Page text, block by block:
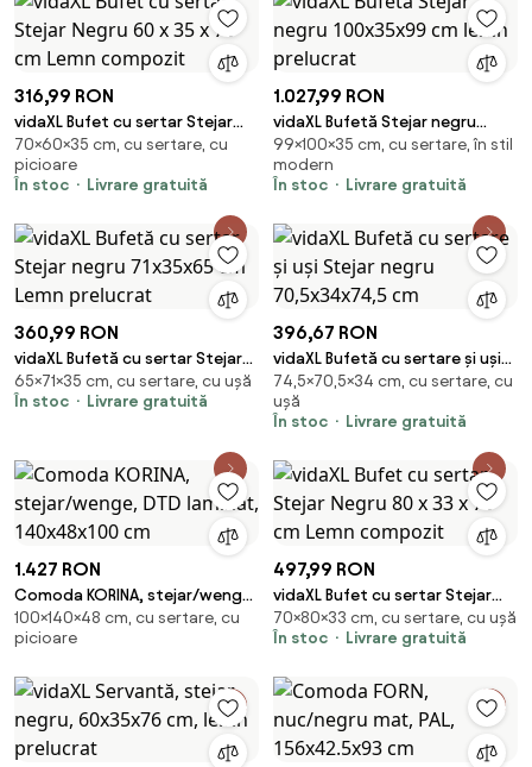
316,99 RON
vidaXL Bufet cu sertar Stejar
Negru 60 x 35 x 70 cm Lemn
compozit
70×60×35 cm, cu sertare, cu
picioare
În stoc
Livrare gratuită
1.027,99 RON
vidaXL Bufetă Stejar negru
100x35x99 cm lemn prelucrat
99×100×35 cm, cu sertare, în stil
modern
În stoc
Livrare gratuită
360,99 RON
vidaXL Bufetă cu sertar Stejar
negru 71x35x65 cm Lemn
prelucrat
65×71×35 cm, cu sertare, cu ușă
În stoc
Livrare gratuită
396,67 RON
vidaXL Bufetă cu sertare și uși
Stejar negru 70,5x34x74,5 cm
74,5×70,5×34 cm, cu sertare, cu
ușă
În stoc
Livrare gratuită
1.427 RON
Comoda KORINA, stejar/wenge,
DTD laminat, 140x48x100 cm
100×140×48 cm, cu sertare, cu
picioare
497,99 RON
vidaXL Bufet cu sertar Stejar
Negru 80 x 33 x 70 cm Lemn
compozit
70×80×33 cm, cu sertare, cu ușă
În stoc
Livrare gratuită